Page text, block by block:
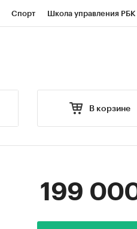
Спорт Школа управления РБК
В корзине
199